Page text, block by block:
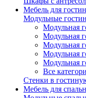
Мебель для
Модульные
Модульная
Модульная
Модульная
Модульная
Модульная
Все
Стенки в
Мебель для